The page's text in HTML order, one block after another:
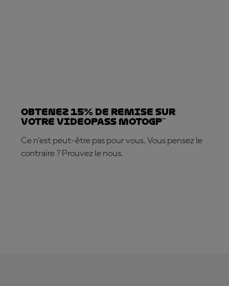
Obtenez 15% de REMISE sur
votre VideoPass MotoGP™
Ce n'est peut-être pas pour vous. Vous pensez le
contraire ? Prouvez le nous.